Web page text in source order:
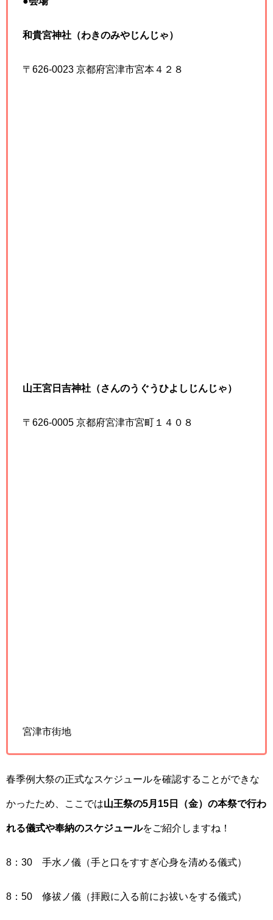
和貴宮神社（わきのみやじんじゃ）
〒626-0023 京都府宮津市宮本４２８
山王宮日吉神社（さんのうぐうひよしじんじゃ）
〒626-0005 京都府宮津市宮町１４０８
宮津市街地
春季例大祭の正式なスケジュールを確認することができな
かったため、ここでは山王祭の5月15日（金）の本祭で行わ
れる儀式や奉納のスケジュールをご紹介しますね！
8：30 手水ノ儀（手と口をすすぎ心身を清める儀式）
8：50 修祓ノ儀（拝殿に入る前にお祓いをする儀式）